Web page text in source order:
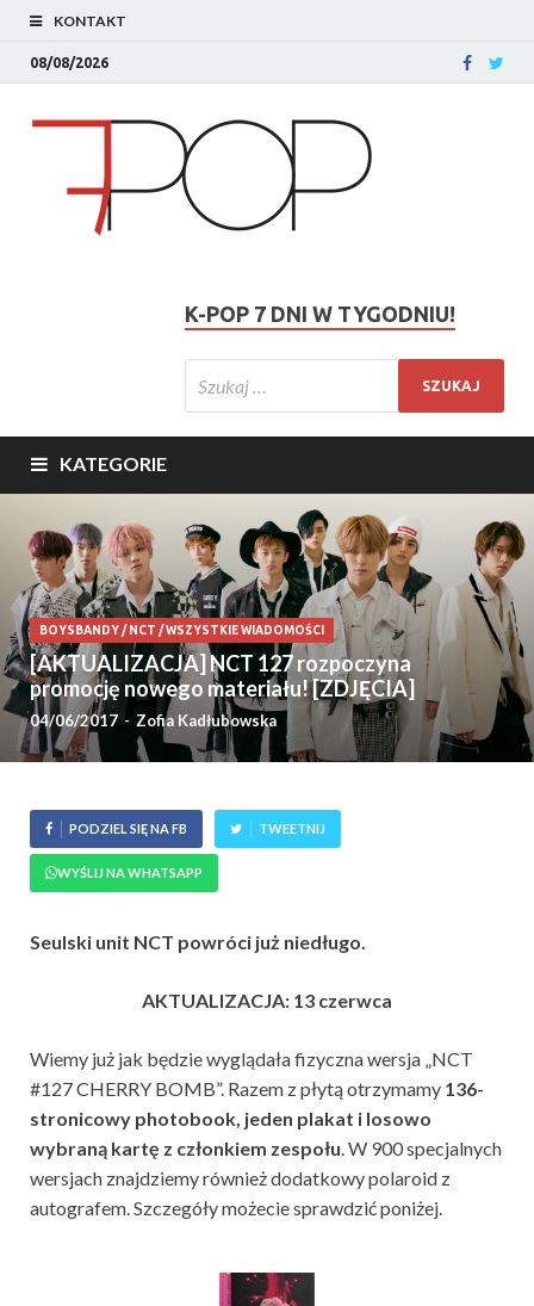
KONTAKT
08/08/2026
K-POP 7 DNI W TYGODNIU!
KATEGORIE
BOYSBANDY/ NCT /WSZYSTKIE WIADOMOŚCI
[AKTUALIZACJA] NCT 127 rozpoczyna
promocję nowego materiału! [ZDJĘCIA]
04/06/2017 - Zofia Kadłubowska
PODZIEL SIĘ NA FB TWEETNIJ
WYŚLIJ NA WHATSAPP
Seulski unit NCT powróci już niedługo.
AKTUALIZACJA: 13 czerwca
Wiemy już jak będzie wyglądała fizyczna wersja „NCT
#127 CHERRY BOMB”. Razem z płytą otrzymamy 136-
stronicowy photobook, jeden plakat i losowo
wybraną kartę z członkiem zespołu. W 900 specjalnych
wersjach znajdziemy również dodatkowy polaroid z
autografem. Szczegóły możecie sprawdzić poniżej.